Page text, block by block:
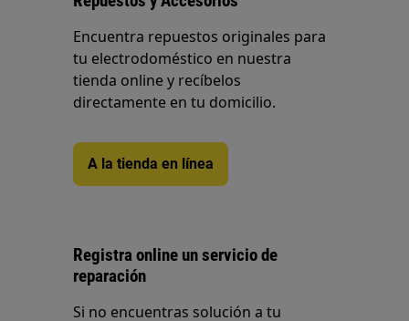
Encuentra repuestos originales para
tu electrodoméstico en nuestra
tienda online y recíbelos
directamente en tu domicilio.
A la tienda en línea
Registra online un servicio de
reparación
Si no encuentras solución a tu